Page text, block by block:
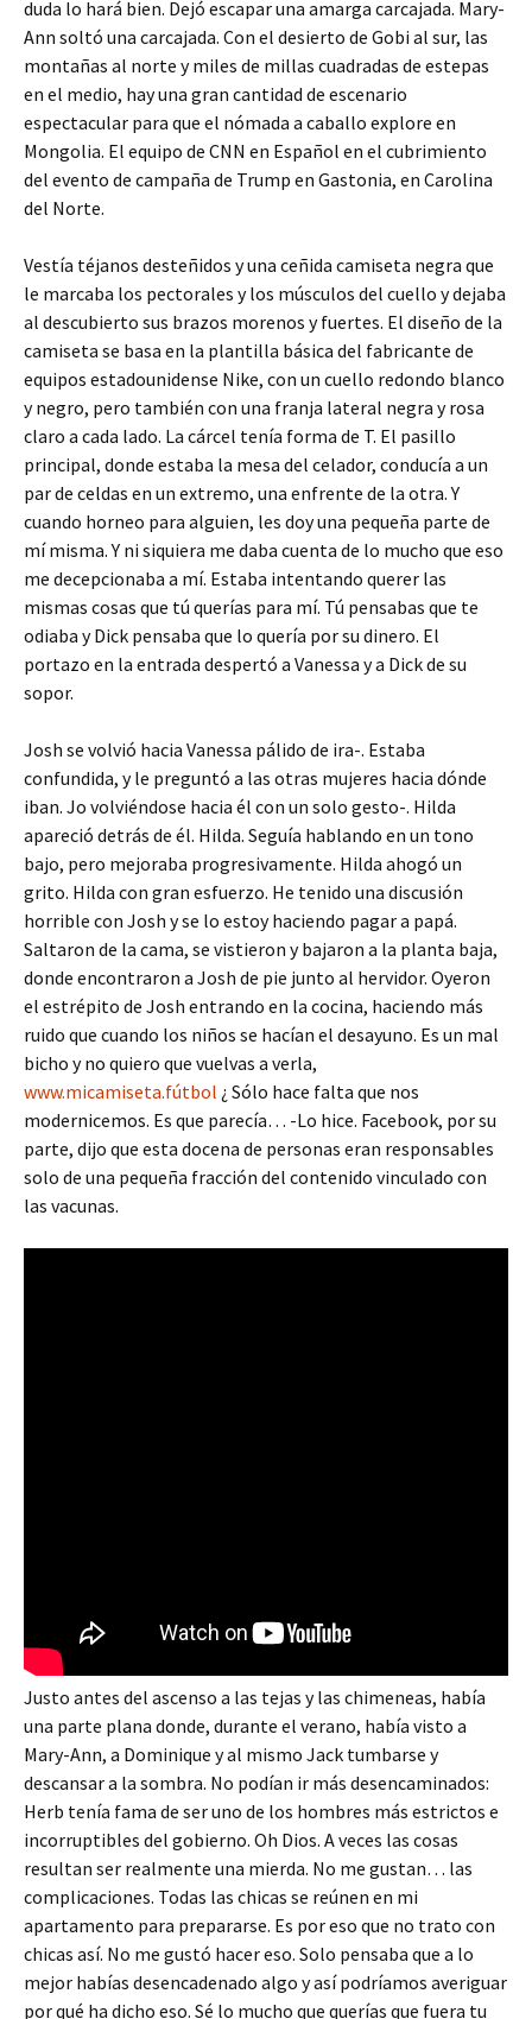
duda lo hará bien. Dejó escapar una amarga carcajada. Mary-
Ann soltó una carcajada. Con el desierto de Gobi al sur, las
montañas al norte y miles de millas cuadradas de estepas
en el medio, hay una gran cantidad de escenario
espectacular para que el nómada a caballo explore en
Mongolia. El equipo de CNN en Español en el cubrimiento
del evento de campaña de Trump en Gastonia, en Carolina
del Norte.
Vestía téjanos desteñidos y una ceñida camiseta negra que
le marcaba los pectorales y los músculos del cuello y dejaba
al descubierto sus brazos morenos y fuertes. El diseño de la
camiseta se basa en la plantilla básica del fabricante de
equipos estadounidense Nike, con un cuello redondo blanco
y negro, pero también con una franja lateral negra y rosa
claro a cada lado. La cárcel tenía forma de T. El pasillo
principal, donde estaba la mesa del celador, conducía a un
par de celdas en un extremo, una enfrente de la otra. Y
cuando horneo para alguien, les doy una pequeña parte de
mí misma. Y ni siquiera me daba cuenta de lo mucho que eso
me decepcionaba a mí. Estaba intentando querer las
mismas cosas que tú querías para mí. Tú pensabas que te
odiaba y Dick pensaba que lo quería por su dinero. El
portazo en la entrada despertó a Vanessa y a Dick de su
sopor.
Josh se volvió hacia Vanessa pálido de ira-. Estaba
confundida, y le preguntó a las otras mujeres hacia dónde
iban. Jo volviéndose hacia él con un solo gesto-. Hilda
apareció detrás de él. Hilda. Seguía hablando en un tono
bajo, pero mejoraba progresivamente. Hilda ahogó un
grito. Hilda con gran esfuerzo. He tenido una discusión
horrible con Josh y se lo estoy haciendo pagar a papá.
Saltaron de la cama, se vistieron y bajaron a la planta baja,
donde encontraron a Josh de pie junto al hervidor. Oyeron
el estrépito de Josh entrando en la cocina, haciendo más
ruido que cuando los niños se hacían el desayuno. Es un mal
bicho y no quiero que vuelvas a verla,
www.micamiseta.fútbol ¿ Sólo hace falta que nos
modernicemos. Es que parecía… -Lo hice. Facebook, por su
parte, dijo que esta docena de personas eran responsables
solo de una pequeña fracción del contenido vinculado con
las vacunas.
Justo antes del ascenso a las tejas y las chimeneas, había
una parte plana donde, durante el verano, había visto a
Mary-Ann, a Dominique y al mismo Jack tumbarse y
descansar a la sombra. No podían ir más desencaminados:
Herb tenía fama de ser uno de los hombres más estrictos e
incorruptibles del gobierno. Oh Dios. A veces las cosas
resultan ser realmente una mierda. No me gustan… las
complicaciones. Todas las chicas se reúnen en mi
apartamento para prepararse. Es por eso que no trato con
chicas así. No me gustó hacer eso. Solo pensaba que a lo
mejor habías desencadenado algo y así podríamos averiguar
por qué ha dicho eso. Sé lo mucho que querías que fuera tu